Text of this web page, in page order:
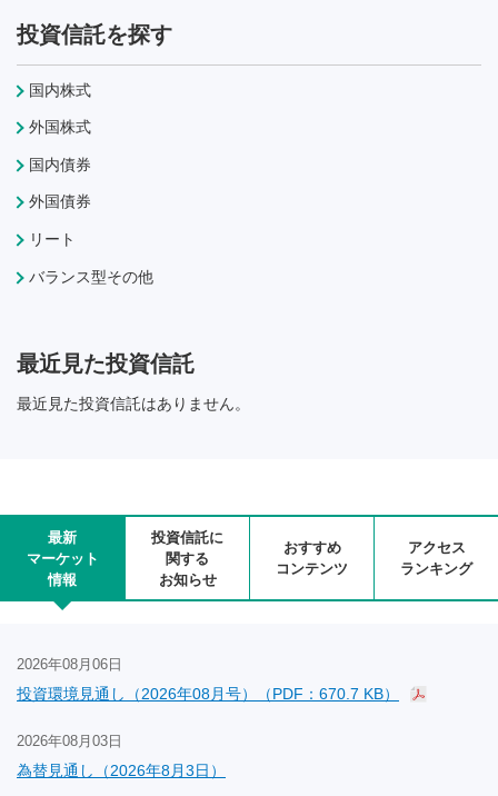
投資信託を探す
国内株式
外国株式
国内債券
外国債券
リート
バランス型その他
最近見た投資信託
最近見た投資信託はありません。
最新
マーケット
情報
投資信託に
関する
お知らせ
おすすめ
コンテンツ
アクセス
ランキング
2026年08月06日
投資環境見通し（2026年08月号）（PDF：670.7 KB）
2026年08月03日
為替見通し（2026年8月3日）